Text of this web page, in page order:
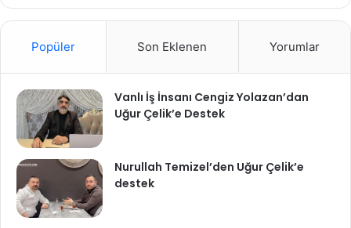
Popüler Son Eklenen Yorumlar
Vanlı İş İnsanı Cengiz Yolazan’dan
Uğur Çelik’e Destek
Nurullah Temizel’den Uğur Çelik’e
destek